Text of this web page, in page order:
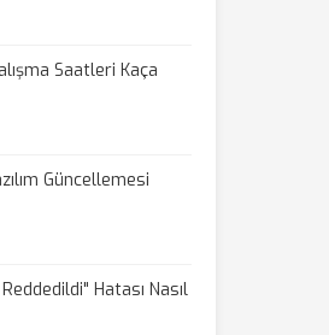
Saatleri Kaça
Güncellemesi
Hatası Nasıl